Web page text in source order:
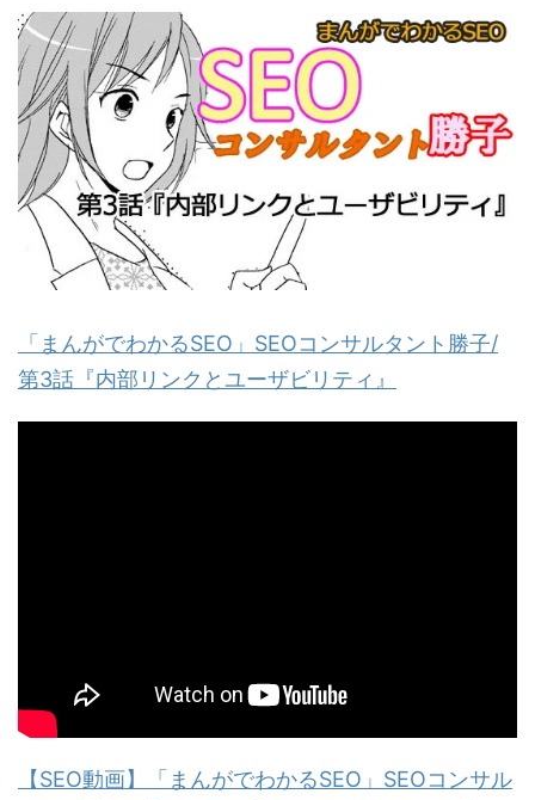
「まんがでわかるSEO」SEOコンサルタント勝子/
第3話『内部リンクとユーザビリティ』
【SEO動画】「まんがでわかるSEO」SEOコンサル